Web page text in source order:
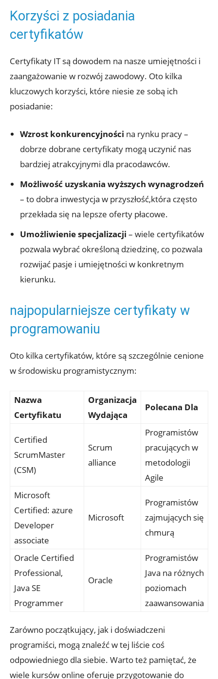
Korzyści z posiadania
certyfikatów
Certyfikaty IT są dowodem na nasze umiejętności i
zaangażowanie w rozwój zawodowy. Oto kilka
kluczowych korzyści, które niesie ze sobą ich
posiadanie:
Wzrost konkurencyjności na rynku pracy –
dobrze dobrane certyfikaty mogą uczynić nas
bardziej atrakcyjnymi dla pracodawców.
Możliwość uzyskania wyższych wynagrodzeń
– to dobra inwestycja w przyszłość,która często
przekłada się na lepsze oferty płacowe.
Umożliwienie specjalizacji – wiele certyfikatów
pozwala wybrać określoną dziedzinę, co pozwala
rozwijać pasje i umiejętności w konkretnym
kierunku.
najpopularniejsze certyfikaty w
programowaniu
Oto kilka certyfikatów, które są szczególnie cenione
w środowisku programistycznym:
Nazwa
Certyfikatu
Organizacja
Wydająca
Polecana Dla
Certified
ScrumMaster
(CSM)
Scrum
alliance
Programistów
pracujących w
metodologii
Agile
Microsoft
Certified: azure
Developer
associate
Microsoft
Programistów
zajmujących się
chmurą
Oracle Certified
Professional,
Java SE
Programmer
Oracle
Programistów
Java na różnych
poziomach
zaawansowania
Zarówno początkujący, jak i doświadczeni
programiści, mogą znaleźć w tej liście coś
odpowiedniego dla siebie. Warto też pamiętać, że
wiele kursów online oferuje przygotowanie do